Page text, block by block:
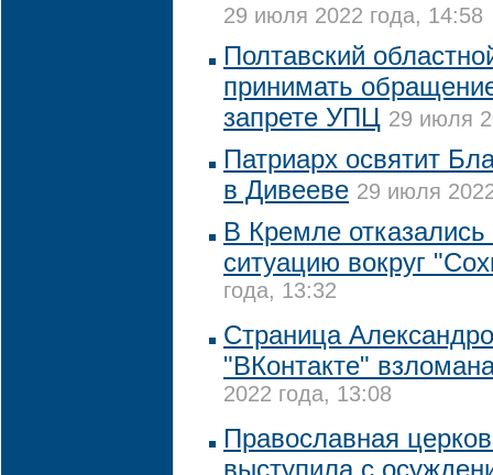
29 июля 2022 года, 14:58
Полтавский
принимать
запрете УПЦ 29 июля
Патриарх освятит
в Дивееве 29 июля
В Кремле
ситуацию вокруг
года, 13:32
Страница
"ВКонтакте"
2022 года, 13:08
Православная
выступила с